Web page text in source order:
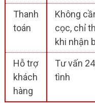
Thanh
toán
Không
cọc, chỉ
khi nhận
Hỗ trợ
khách
hàng
Tư vấn
tình